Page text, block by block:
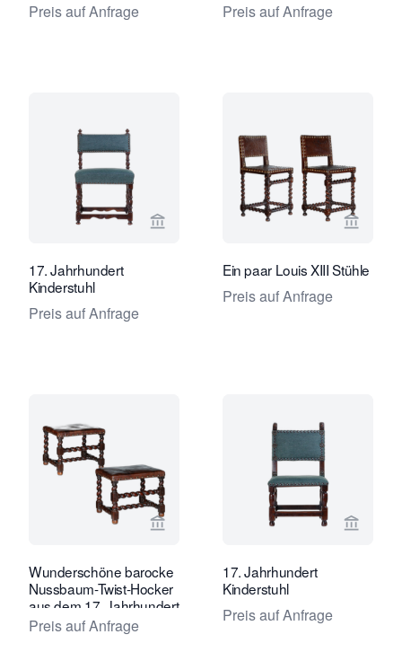
Preis auf Anfrage Preis auf Anfrage
Verkaeuferseite von Van Nie
17. Jahrhundert
Kinderstuhl
Preis auf Anfrage
Ein paar Louis XIII Stühle
Preis auf Anfrage
Verkaeuferseite von Van Nie
Wunderschöne barocke
Nussbaum-Twist-Hocker
aus dem 17. Jahrhundert
mit Lederausstattung.
Preis auf Anfrage
17. Jahrhundert
Kinderstuhl
Preis auf Anfrage